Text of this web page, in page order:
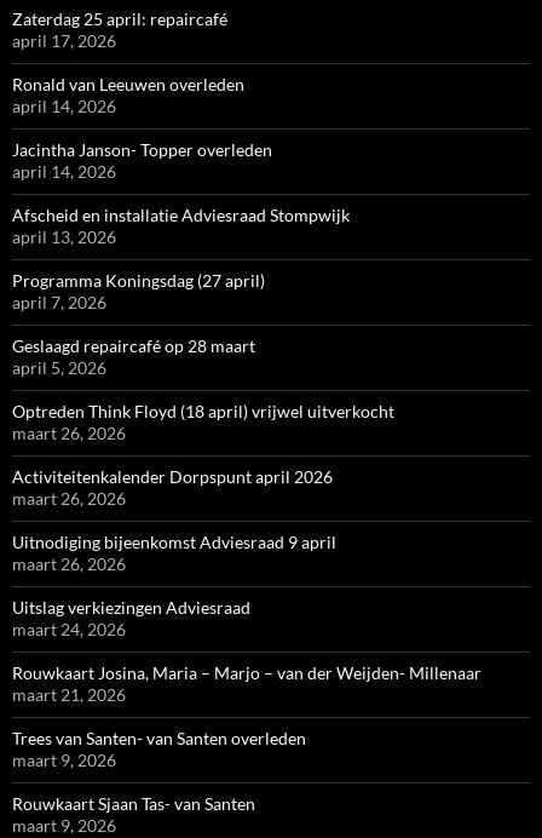
Zaterdag 25 april: repaircafé
april 17, 2026
Ronald van Leeuwen overleden
april 14, 2026
Jacintha Janson- Topper overleden
april 14, 2026
Afscheid en installatie Adviesraad Stompwijk
april 13, 2026
Programma Koningsdag (27 april)
april 7, 2026
Geslaagd repaircafé op 28 maart
april 5, 2026
Optreden Think Floyd (18 april) vrijwel uitverkocht
maart 26, 2026
Activiteitenkalender Dorpspunt april 2026
maart 26, 2026
Uitnodiging bijeenkomst Adviesraad 9 april
maart 26, 2026
Uitslag verkiezingen Adviesraad
maart 24, 2026
Rouwkaart Josina, Maria – Marjo – van der Weijden- Millenaar
maart 21, 2026
Trees van Santen- van Santen overleden
maart 9, 2026
Rouwkaart Sjaan Tas- van Santen
maart 9, 2026